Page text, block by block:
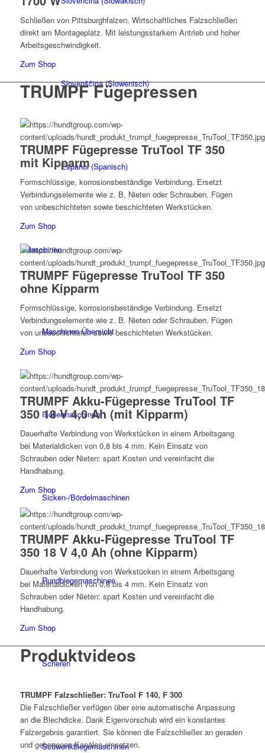
Slovenščina(Slowenisch)
Español(Spanisch)
Maschinen
Maschinen Übersicht
Isoliermaschinen
Sicken-/Bördelmaschinen
Rundbiegemaschinen
Scheren
Schwenkbiegemaschinen
Schließen von Pittsburghfalzen. Wirtschaftliches Falzschließen
direkt am Montageplatz. Mit leistungsstarkem Antrieb und hoher
Arbeitsgeschwindigkeit.
Zum Shop
TRUMPF Fügepressen
TRUMPF Fügepresse TruTool TF 350
mit Kipparm
Formschlüssige, korrosionsbeständige Verbindung. Ersetzt
Verbindungselemente wie z. B. Nieten oder Schrauben. Fügen
von unbeschichteten sowie beschichteten Werkstücken.
Zum Shop
TRUMPF Fügepresse TruTool TF 350
ohne Kipparm
Formschlüssige, korrosionsbeständige Verbindung. Ersetzt
Verbindungselemente wie z. B. Nieten oder Schrauben. Fügen
von unbeschichteten sowie beschichteten Werkstücken.
Zum Shop
TRUMPF Akku-Fügepresse TruTool TF
350 18 V 4,0 Ah (mit Kipparm)
Dauerhafte Verbindung von Werkstücken in einem Arbeitsgang
bei Materialdicken von 0,8 bis 4 mm. Kein Einsatz von
Schrauben oder Nieten: spart Kosten und vereinfacht die
Handhabung.
Zum Shop
TRUMPF Akku-Fügepresse TruTool TF
350 18 V 4,0 Ah (ohne Kipparm)
Dauerhafte Verbindung von Werkstücken in einem Arbeitsgang
bei Materialdicken von 0,8 bis 4 mm. Kein Einsatz von
Schrauben oder Nieten: spart Kosten und vereinfacht die
Handhabung.
Zum Shop
Produktvideos
TRUMPF Falzschließer: TruTool F 140, F 300
Die Falzschließer verfügen über eine automatische Anpassung
an die Blechdicke. Dank Eigenvorschub wird ein konstantes
Falzergebnis garantiert. Sie können die Falzschließer an geraden
und gebogenen Kanälen einsetzen.